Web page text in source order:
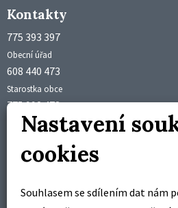
Kontakty
775 393 397
Obecní úřad
608 440 473
Starostka obce
775 992 473
Účetní obce
starosta@brusne.cz
Úřední hodiny
Nastavení
cookies
Souhlasem se sdílením dat nám